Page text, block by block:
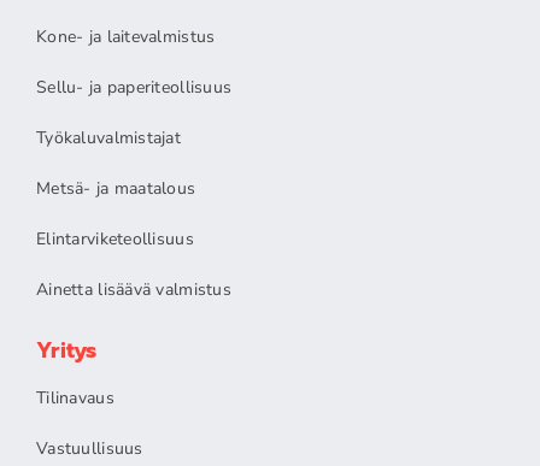
Kone- ja laitevalmistus
Sellu- ja paperiteollisuus
Työkaluvalmistajat
Metsä- ja maatalous
Elintarviketeollisuus
Ainetta lisäävä valmistus
Yritys
Tilinavaus
Vastuullisuus